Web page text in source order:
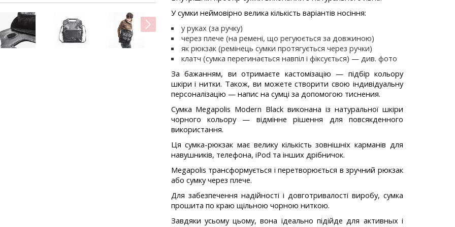
next
У сумки неймовірно велика кількість варіантів носіння:
у руках (за ручку)
через плече (на ремені, що регуюється за довжиною)
як рюкзак (ремінець сумки протягується через ручки)
клатч (сумка перегинається навпіл і фіксується) — див. фото
За бажанням, ви отримаєте кастомізацію — підбір кольору
шкіри і нитки. Також, ви можете створити свою індивідуальну
персоналізацію — напис на сумці за допомогою тиснения.
Сумка Megapolis Modern Black виконана із натуральної шкіри
чорного кольору — відмінне рішення для повсякденного
використання.
Ця сумка-рюкзак має велику кількість зовнішніх карманів для
навушників, телефона, iPod та інших дрібничок.
Megapolis трансформується і перетворюється в зручний рюкзак
або сумку через плече.
Для забезпечення надійності і довготривалості виробу, сумка
прошита по краю щільною чорною ниткою.
Завдяки усьому цьому, вона ідеально підійде для активных і